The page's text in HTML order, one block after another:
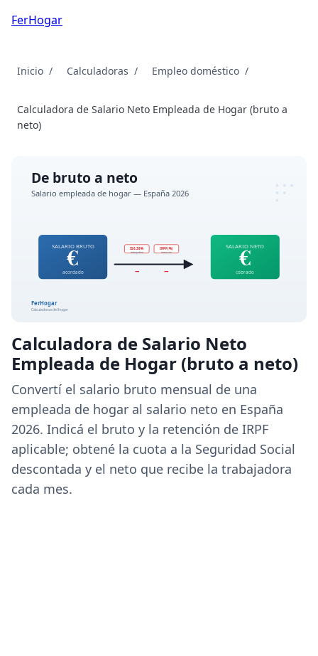
FerHogar
Inicio Calculadoras Empleo doméstico
Calculadora de Salario Neto Empleada de Hogar (bruto a
neto)
Calculadora de Salario Neto
Empleada de Hogar (bruto a neto)
Convertí el salario bruto mensual de una
empleada de hogar al salario neto en España
2026. Indicá el bruto y la retención de IRPF
aplicable; obtené la cuota a la Seguridad Social
descontada y el neto que recibe la trabajadora
cada mes.